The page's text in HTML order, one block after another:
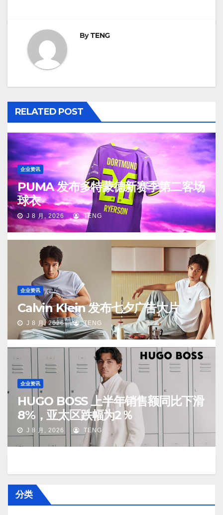
ByTENG
RELATED POST
企业资讯
PUMA 发布多特蒙德新赛季第二客场
球衣
J 8 月, 2026 TENG
企业资讯
Calvin Klein 发布七夕广告大片
J 8 月, 2026 TENG
企业资讯
HUGO BOSS 上半年销售额同比下滑
8%，亚太区跌幅为2％
J 8 月, 2026 TENG
分类